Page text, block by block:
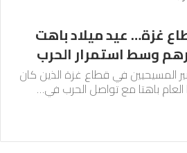
غزة… عيد ميلاد باهت
وسط استمرار الحرب
المسيحيين في قطاع غزة الذين كان
العام باهتا مع تواصل الحرب في…